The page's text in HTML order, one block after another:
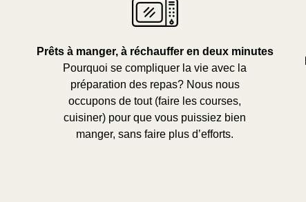
Prêts à manger, à réchauffer en deux minutes
Pourquoi se compliquer la vie avec la
préparation des repas? Nous nous
occupons de tout (faire les courses,
cuisiner) pour que vous puissiez bien
manger, sans faire plus d’efforts.